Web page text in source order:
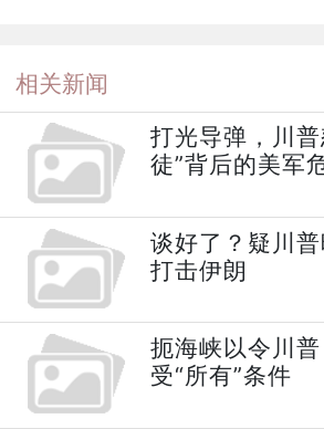
相关新闻
打光导弹，川
徒”背后的美军
谈好了？疑川
打击伊朗
扼海峡以令川
受“所有”条件